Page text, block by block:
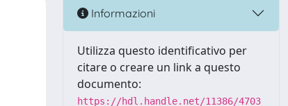
Informazioni
Utilizza questo identificativo per
citare o creare un link a questo
documento:
https://hdl.handle.net/11386/4703